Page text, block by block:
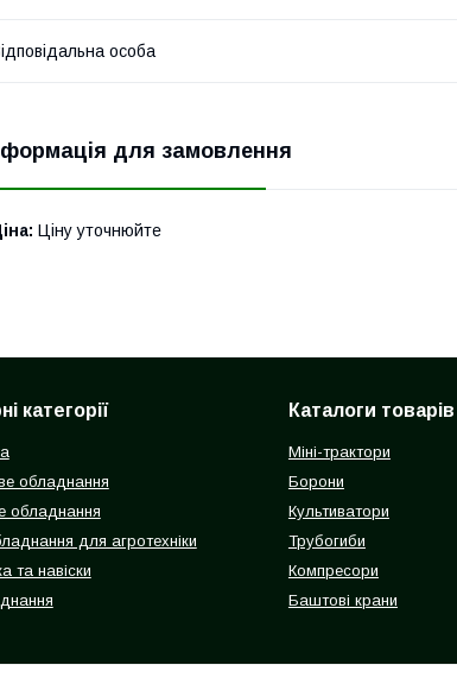
особа
для замовлення
Ціну уточнюйте
категорії
обладнання
обладнання
для агротехніки
та навіски
Каталоги товарів
Міні-трактори
Борони
Культиватори
Трубогиби
Компресори
Баштові крани